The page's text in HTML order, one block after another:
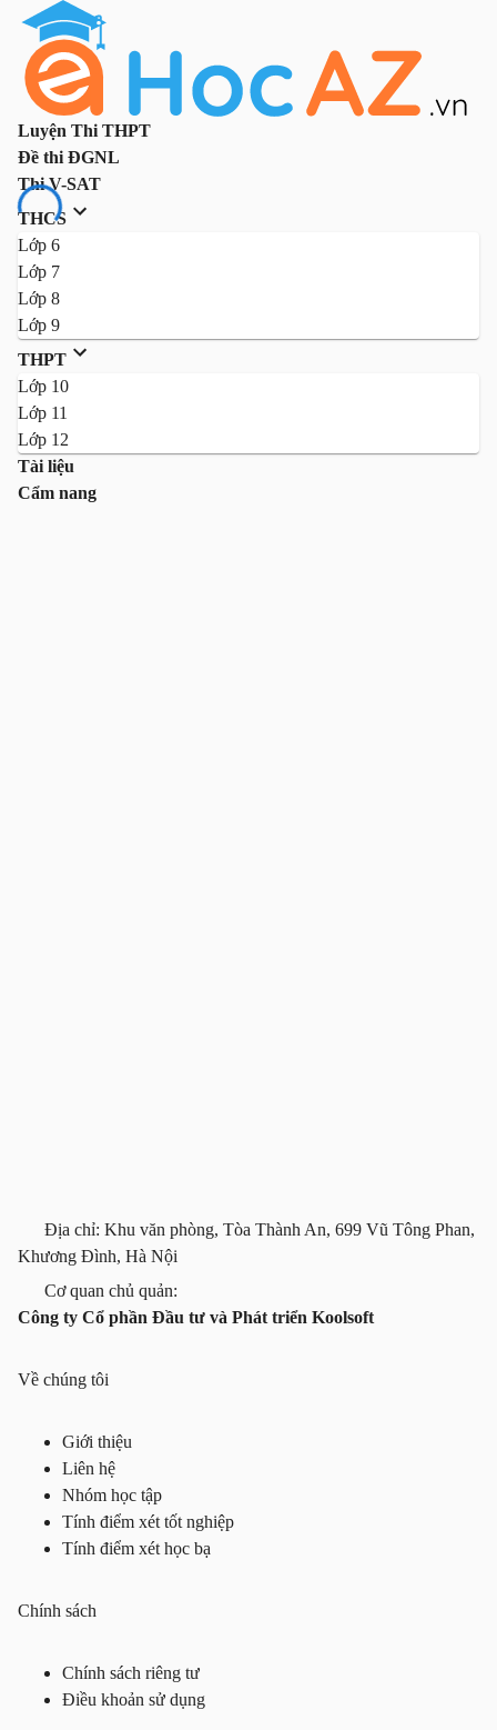
Luyện Thi THPT
Đề thi ĐGNL
Thi V-SAT
THCS
Lớp 6
Lớp 7
Lớp 8
Lớp 9
THPT
Lớp 10
Lớp 11
Lớp 12
Tài liệu
Cẩm nang
Địa chỉ: Khu văn phòng, Tòa Thành An, 699 Vũ Tông Phan,
Khương Đình, Hà Nội
Cơ quan chủ quản:
Công ty Cổ phần Đầu tư và Phát triển Koolsoft
Về chúng tôi
Giới thiệu
Liên hệ
Nhóm học tập
Tính điểm xét tốt nghiệp
Tính điểm xét học bạ
Chính sách
Chính sách riêng tư
Điều khoản sử dụng